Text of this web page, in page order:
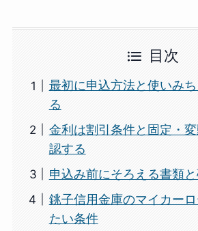
目次
最初に申込方法と使いみち
る
金利は割引条件と固定・
認する
申込み前にそろえる書類
銚子信用金庫のマイカー
たい条件